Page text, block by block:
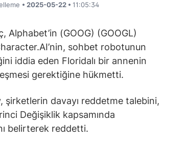
• 2025-05-22 • 11:05:34
Alphabet’in (GOOG) (GOOGL)
sohbet robotunun
iddia eden Floridalı bir annenin
gerektiğine hükmetti.
şirketlerin davayı reddetme talebini,
Değişiklik kapsamında
belirterek reddetti.